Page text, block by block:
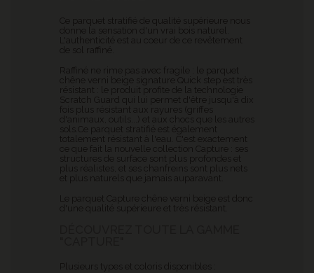
Ce parquet stratifié de qualité supérieure nous
donne la sensation d'un vrai bois naturel.
L'authenticité est au coeur de ce revêtement
de sol raffiné.
Raffiné ne rime pas avec fragile : le parquet
chêne verni beige signature Quick step est très
résistant : le produit profite de la technologie
Scratch Guard qui lui permet d'être jusqu'à dix
fois plus résistant aux rayures (griffes
d'animaux, outils...) et aux chocs que les autres
sols.Ce parquet stratifié est également
totalement résistant à l'eau. C'est exactement
ce que fait la nouvelle collection Capture
structures de surface sont plus profondes et
plus réalistes, et ses chanfreins sont plus nets
et plus naturels que jamais auparavant.
Le parquet Capture
chêne verni beige est donc
d'une qualité supérieure et très résistant.
Plusieurs types et coloris disponibles :